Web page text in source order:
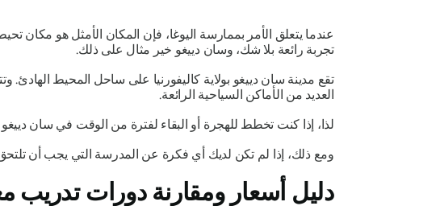
عندما يتعلق الأمر بممارسة اليوغا، فإن المكان الأمثل هو مكان
تجربة رائعة بلا شك، وسان دييغو خير مثال على ذلك.
تقع مدينة سان دييغو بولاية كاليفورنيا على ساحل المحيط الهادئ.
العديد من الأماكن السياحية الرائعة.
لذا، إذا كنت تخطط للهجرة أو البقاء لفترة من الوقت في سان
ومع ذلك، إذا لم تكن لديك أي فكرة عن المدرسة التي يجب أن
دليل أسعار ومقارنة دورات تدريب